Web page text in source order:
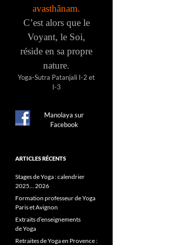
avasthânam.
C’est alors que le
Voyant, le Soi,
réside en sa propre
nature.
Yoga-Sutra Patanjali I-2 et
I-3
Manolaya sur
Facebook
ARTICLES RÉCENTS
Stages de Yoga : calendrier
2025… 2026
Formation professeur de Yoga
Paris et Avignon
Extraits d’enseignements
de Yoga
Retraites de Yoga en Provence :